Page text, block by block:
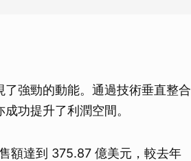
強勁的動能。通過技術垂直整合
功提升了利潤空間。
額達到 375.87 億美元，較去年